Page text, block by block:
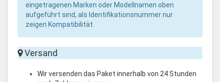
eingetragenen Marken oder Modellnamen oben
aufgeführt sind, als Identifikationsnummer nur
zeigen Kompatibilität.
Versand
Wir versenden das Paket innerhalb von 24 Stunden